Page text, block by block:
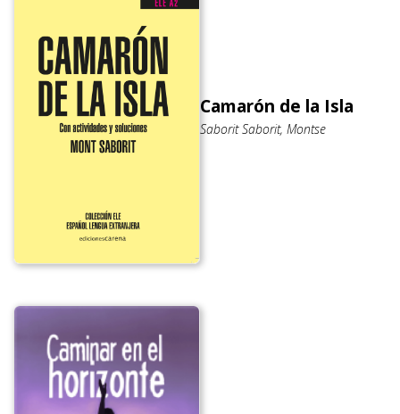
Camarón de la Isla
Saborit Saborit, Montse